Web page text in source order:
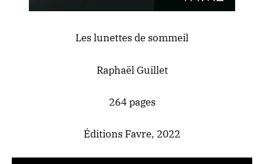
Les lunettes de sommeil
Raphaël Guillet
264 pages
Éditions Favre, 2022